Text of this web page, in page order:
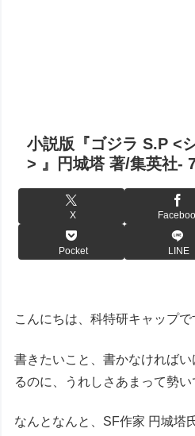
小説版『ゴジラ S.P <
> 』円城塔 著/集英社-
X
Pocket LINE
こんにちは、科特研キャップで
書きたいこと、書かなければ
るのに、うれしさあまって勢い
なんとなんと、SF作家 円城塔